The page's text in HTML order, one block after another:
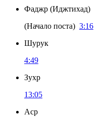
Фаджр (Иджтихад)
(Начало поста) 3:16
Шурук
4:49
Зухр
13:05
Аср